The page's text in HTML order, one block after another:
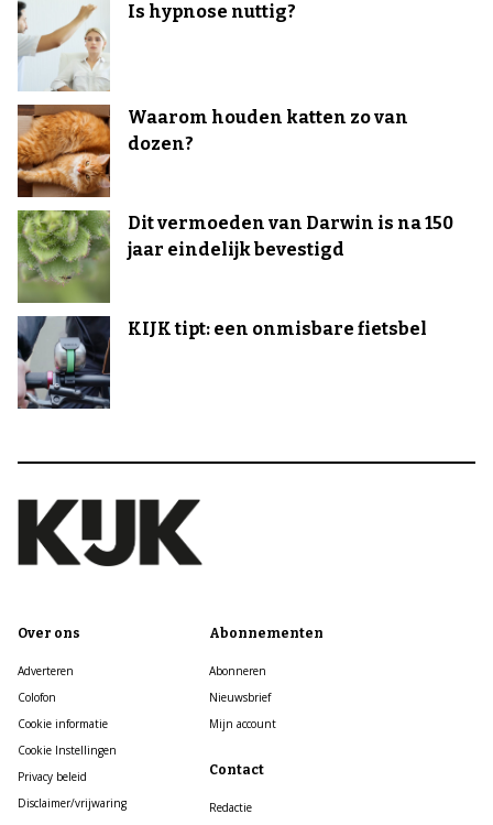
Is hypnose nuttig?
Waarom houden katten zo van
dozen?
Dit vermoeden van Darwin is na 150
jaar eindelijk bevestigd
KIJK tipt: een onmisbare fietsbel
Over ons
Adverteren
Colofon
Cookie informatie
Cookie Instellingen
Privacy beleid
Disclaimer/vrijwaring
Abonnementen
Abonneren
Nieuwsbrief
Mijn account
Contact
Redactie